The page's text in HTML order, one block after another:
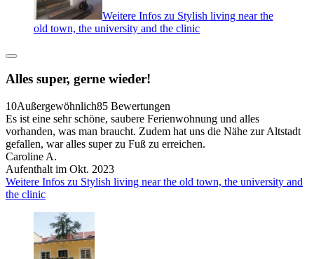
Weitere Infos zu Stylish living near the
old town, the university and the clinic
Alles super, gerne wieder!
10Außergewöhnlich85 Bewertungen
Es ist eine sehr schöne, saubere Ferienwohnung und alles
vorhanden, was man braucht. Zudem hat uns die Nähe zur Altstadt
gefallen, war alles super zu Fuß zu erreichen.
Caroline A.
Aufenthalt im Okt. 2023
Weitere Infos zu Stylish living near the old town, the university and
the clinic